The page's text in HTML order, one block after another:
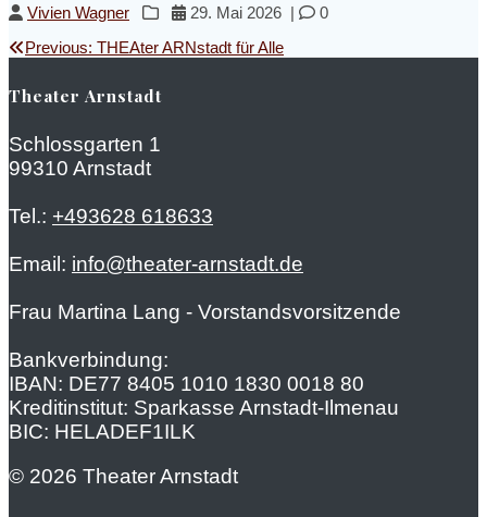
Vivien Wagner 29. Mai 2026 0
Beitragsnavigation
Previous: Previous
THEAter ARNstadt für Alle
Theater Arnstadt
Schlossgarten 1
99310 Arnstadt
Tel.: +493628 618633
Email: info@theater-arnstadt.de
Frau Martina Lang - Vorstandsvorsitzende
Bankverbindung:
IBAN: DE77 8405 1010 1830 0018 80
Kreditinstitut: Sparkasse Arnstadt-Ilmenau
BIC: HELADEF1ILK
© 2026 Theater Arnstadt